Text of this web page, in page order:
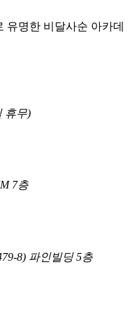
유명한 비달사순 아카데
휴무)
7층
8) 파인빌딩 5층